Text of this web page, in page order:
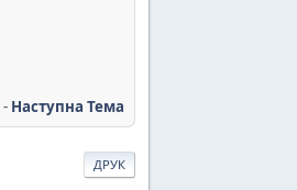
- Наступна Тема
ДРУК